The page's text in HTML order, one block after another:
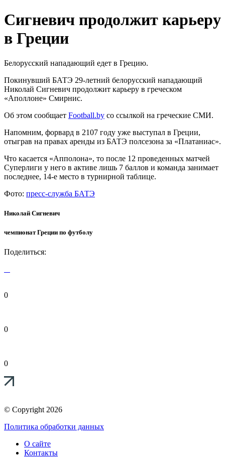
Сигневич продолжит карьеру
в Греции
Белорусский нападающий едет в Грецию.
Покинувший БАТЭ 29-летний белорусский нападающий
Николай Сигневич продолжит карьеру в греческом
«Аполлоне» Смирнис.
Об этом сообщает Football.by со ссылкой на греческие СМИ.
Напомним, форвард в 2107 году уже выступал в Греции,
отыграв на правах аренды из БАТЭ полсезона за «Платаниас».
Что касается «Апполона», то после 12 проведенных матчей
Суперлиги у него в активе лишь 7 баллов и команда занимает
последнее, 14-е место в турнирной таблице.
Фото: пресс-служба БАТЭ
Николай Сигневич
чемпионат Греции по футболу
Поделиться:
0
0
0
© Copyright 2026
Политика обработки данных
О сайте
Контакты